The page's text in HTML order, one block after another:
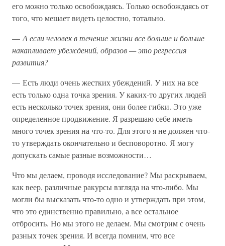
его можно только освобождаясь. Только освобождаясь от
того, что мешает видеть целостно, тотально.
— А если человек в течение жизни все больше и больше
накапливает убеждений, образов — это регрессия
развития?
— Есть люди очень жестких убеждений. У них на все
есть только одна точка зрения. У каких-то других людей
есть несколько точек зрения, они более гибки. Это уже
определенное продвижение. Я разрешаю себе иметь
много точек зрения на что-то. Для этого я не должен что-
то утверждать окончательно и бесповоротно. Я могу
допускать самые разные возможности…
Что мы делаем, проводя исследование? Мы раскрываем,
как веер, различные ракурсы взгляда на что-либо. Мы
могли бы высказать что-то одно и утверждать при этом,
что это единственно правильно, а все остальное
отбросить. Но мы этого не делаем. Мы смотрим с очень
разных точек зрения. И всегда помним, что все